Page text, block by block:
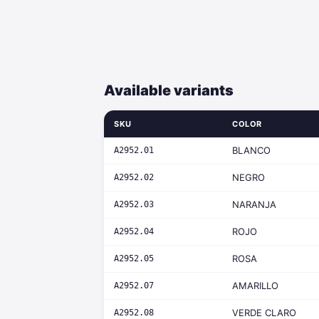
Available variants
SKU COLOR
A2952.01 BLANCO
A2952.02 NEGRO
A2952.03 NARANJA
A2952.04 ROJO
A2952.05 ROSA
A2952.07 AMARILLO
A2952.08 VERDE CLARO